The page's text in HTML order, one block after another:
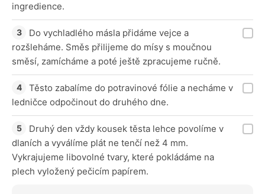
ingredience.
Do vychladlého másla přidáme vejce a
rozšleháme. Směs přilijeme do mísy s moučnou
směsí, zamícháme a poté ještě zpracujeme ručně.
Těsto zabalíme do potravinové fólie a necháme v
ledničce odpočinout do druhého dne.
Druhý den vždy kousek těsta lehce povolíme v
dlaních a vyválíme plát ne tenčí než 4 mm.
Vykrajujeme libovolné tvary, které pokládáme na
plech vyložený pečicím papírem.